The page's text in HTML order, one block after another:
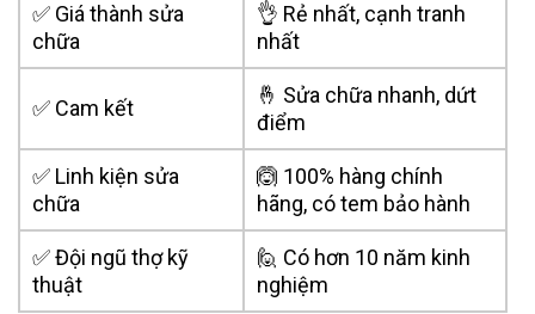
✅ Giá thành sửa
chữa
👌 Rẻ nhất, cạnh tranh
nhất
✅ Cam kết
🤞 Sửa chữa nhanh, dứt
điểm
✅ Linh kiện sửa
chữa
🙆 100% hàng chính
hãng, có tem bảo hành
✅ Đội ngũ thợ kỹ
thuật
🙋 Có hơn 10 năm kinh
nghiệm